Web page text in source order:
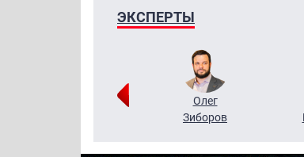
ЭКСПЕРТЫ
Олег
Зиборов